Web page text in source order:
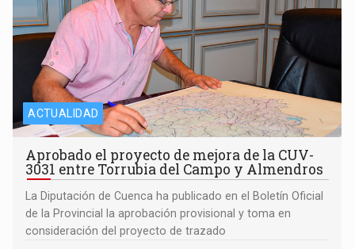
ACTUALIDAD
Aprobado el proyecto de mejora de la CUV-
3031 entre Torrubia del Campo y Almendros
La Diputación de Cuenca ha publicado en el Boletín Oficial
de la Provincial la aprobación provisional y toma en
consideración del proyecto de trazado